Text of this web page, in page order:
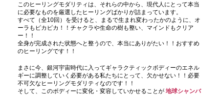
このヒーリングモダリティは、それらの中から、現代人にとって本当
に必要なものを厳選したヒーリングばかりが詰まっています。
すべて（全10回）を受けると、まるで生まれ変わったかのように、オ
ーラもピカピカ！！チャクラや生命の樹も整い、マインドもクリア
ー！！
全身が完成された状態へと整うので、本当にありがたい！！おすすめ
のヒーリングです！！
まさに今、銀河宇宙時代に入ってギャラクティックボディーのエネル
ギーに調整していく必要がある私たちにとって、欠かせない！！必要
不可欠なヒーリングモダリティなのです！！
そして、このボディーに変化・変容していかせることが地球シャンバ